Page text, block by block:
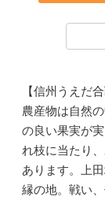
【信州うえだ
農産物は自然
の良い果実が
れ枝に当たり
あります。上
縁の地。戦い